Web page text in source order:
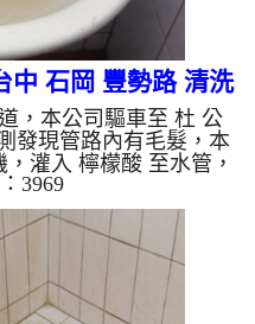
中 石岡 豐勢路 清洗
，本公司驅車至 杜 公
發現管路內有毛髮，本
灌入 檸檬酸 至水管，
，啟動 螺旋波 模式，
誇張，原因是水塔蓋飛
多小時後，水管水塔洗
來水，如水管老化，會
的水就會是咖啡色，地
成黑色管垢，洗出來的
3969